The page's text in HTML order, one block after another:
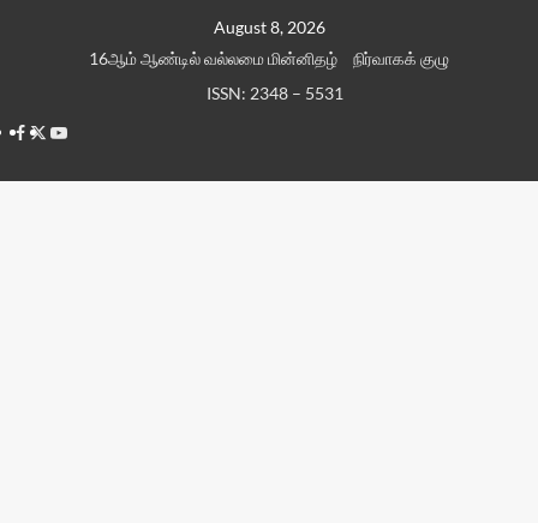
August 8, 2026
16ஆம் ஆண்டில் வல்லமை மின்னிதழ்
நிர்வாகக் குழு
ISSN: 2348 – 5531
Facebook
TwitterYoutube